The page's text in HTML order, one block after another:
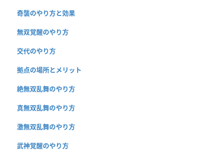
奇襲のやり方と効果
無双覚醒のやり方
交代のやり方
拠点の場所とメリット
絶無双乱舞のやり方
真無双乱舞のやり方
激無双乱舞のやり方
武神覚醒のやり方